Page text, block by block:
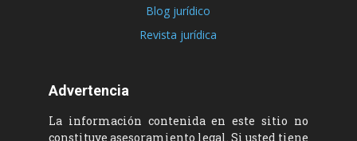
Blog jurídico
Revista jurídica
Advertencia
La información contenida en este sitio no
constituye asesoramiento legal. Si usted tiene